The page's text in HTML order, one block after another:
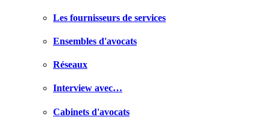
Les fournisseurs de services
Ensembles d'avocats
Réseaux
Interview avec…
Cabinets d'avocats